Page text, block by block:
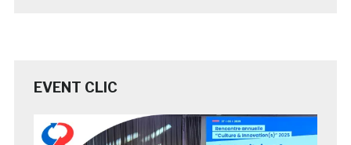
EVENT CLIC